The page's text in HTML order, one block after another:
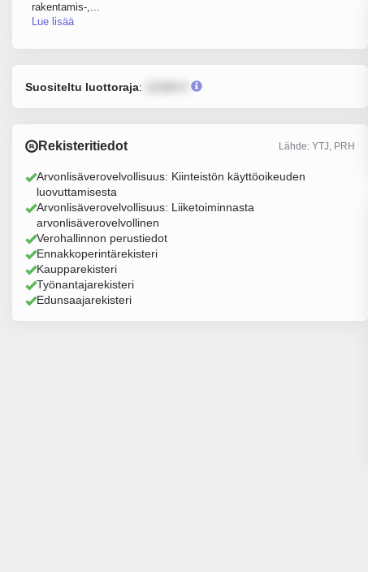
rakentamis-,...
Lue lisää
Suositeltu luottoraja:
Rekisteritiedot Lähde: YTJ, PRH
Arvonlisäverovelvollisuus: Kiinteistön käyttöoikeuden
luovuttamisesta
Arvonlisäverovelvollisuus: Liiketoiminnasta
arvonlisäverovelvollinen
Verohallinnon perustiedot
Ennakkoperintärekisteri
Kaupparekisteri
Työnantajarekisteri
Edunsaajarekisteri